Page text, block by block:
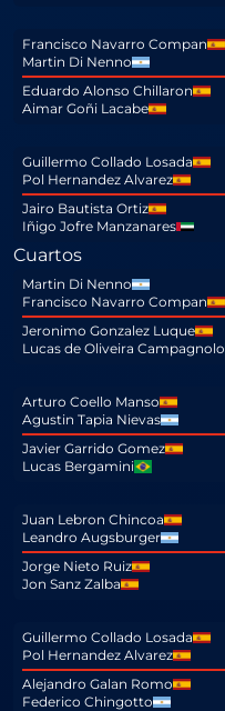
Francisco Navarro Compan
Martin Di Nenno
Eduardo Alonso Chillaron
Aimar Goñi Lacabe
Guillermo Collado Losada
Pol Hernandez Alvarez
Jairo Bautista Ortiz
Iñigo Jofre Manzanares
Cuartos
Martin Di Nenno
Francisco Navarro Compan
Jeronimo Gonzalez Luque
Lucas de Oliveira Campagnolo
Arturo Coello Manso
Agustin Tapia Nievas
Javier Garrido Gomez
Lucas Bergamini
Juan Lebron Chincoa
Leandro Augsburger
Jorge Nieto Ruiz
Jon Sanz Zalba
Guillermo Collado Losada
Pol Hernandez Alvarez
Alejandro Galan Romo
Federico Chingotto